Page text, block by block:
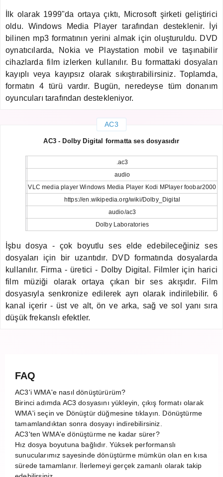
İlk olarak 1999"da ortaya çıktı, Microsoft şirketi geliştirici
oldu. Windows Media Player tarafından desteklenir. İyi
bilinen mp3 formatının yerini almak için oluşturuldu. DVD
oynatıcılarda, Nokia ve Playstation mobil ve taşınabilir
cihazlarda film izlerken kullanılır. Bu formattaki dosyaları
kayıplı veya kayıpsız olarak sıkıştırabilirsiniz. Toplamda,
formatın 4 türü vardır. Bugün, neredeyse tüm donanım
oyuncuları tarafından destekleniyor.
AC3
AC3 - Dolby Digital formatta ses dosyasıdır
.ac3
audio
VLC media player Windows Media Player Kodi MPlayer foobar2000
https://en.wikipedia.org/wiki/Dolby_Digital
audio/ac3
Dolby Laboratories
İşbu dosya - çok boyutlu ses elde edebileceğiniz ses
dosyaları için bir uzantıdır. DVD formatında dosyalarda
kullanılır. Firma - üretici - Dolby Digital. Filmler için harici
film müziği olarak ortaya çıkan bir ses akışıdır. Film
dosyasıyla senkronize edilerek ayrı olarak indirilebilir. 6
kanal içerir - üst ve alt, ön ve arka, sağ ve sol yanı sıra
düşük frekanslı efektler.
FAQ
AC3'i WMA'e nasıl dönüştürürüm?
Birinci adımda AC3 dosyasını yükleyin, çıkış formatı olarak
WMA'i seçin ve Dönüştür düğmesine tıklayın. Dönüştürme
tamamlandıktan sonra dosyayı indirebilirsiniz.
AC3'ten WMA'e dönüştürme ne kadar sürer?
Hız dosya boyutuna bağlıdır. Yüksek performanslı
sunucularımız sayesinde dönüştürme mümkün olan en kısa
sürede tamamlanır. İlerlemeyi gerçek zamanlı olarak takip